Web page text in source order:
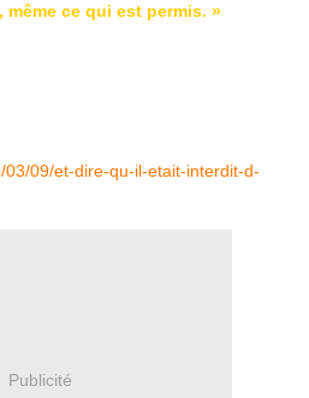
même ce qui est permis. »
09/et-dire-qu-il-etait-interdit-d-
Publicité